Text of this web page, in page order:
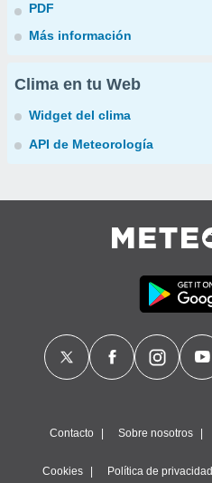
PDF
Más información
Clima en tu Web
Widget del clima
API de Meteorología
Contacto Sobre nosotros
Cookies Política de privacidad